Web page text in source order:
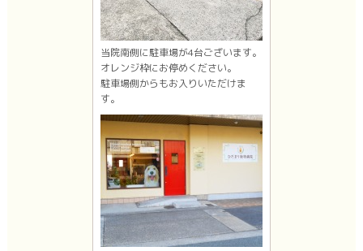
当院南側に駐車場が4台ございます。
オレンジ枠にお停めください。
駐車場側からもお入りいただけま
す。